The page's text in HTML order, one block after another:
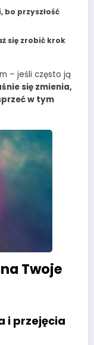
bo przyszłość
się zrobić krok
– jeśli często ją
się zmienia,
w tym
Twoje
i przejęcia